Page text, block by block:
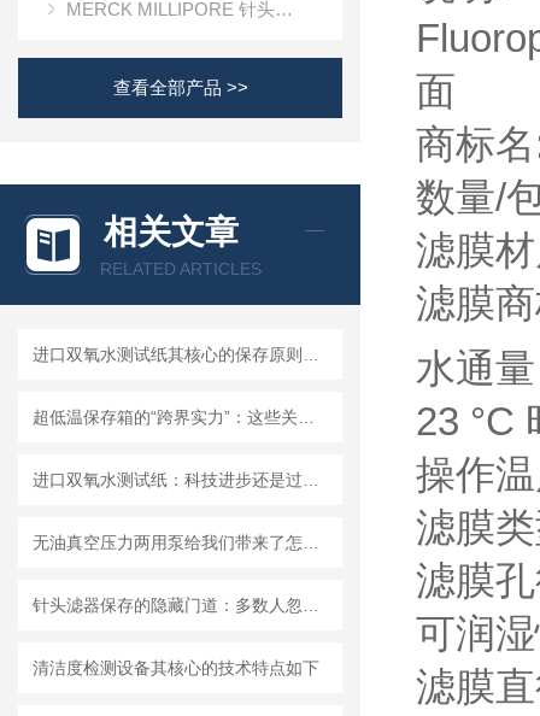
MERCK MILLIPORE 针头滤器针头式滤器
查看全部产品 >>
相关文章
RELATED ARTICLES
清洁度检测设备其核心的技术特点如下
面
商标
数量/
滤膜
滤膜
水通
23 °C
操作
滤膜
滤膜
可润
滤膜